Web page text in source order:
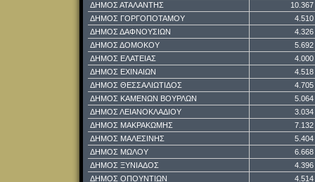
ΔΗΜΟΣ ΑΤΑΛΑΝΤΗΣ
10.367
ΔΗΜΟΣ ΓΟΡΓΟΠΟΤΑΜΟΥ
4.510
ΔΗΜΟΣ ΔΑΦΝΟΥΣΙΩΝ
4.326
ΔΗΜΟΣ ΔΟΜΟΚΟΥ
5.692
ΔΗΜΟΣ ΕΛΑΤΕΙΑΣ
4.000
ΔΗΜΟΣ ΕΧΙΝΑΙΩΝ
4.518
ΔΗΜΟΣ ΘΕΣΣΑΛΙΩΤΙΔΟΣ
4.705
ΔΗΜΟΣ ΚΑΜΕΝΩΝ ΒΟΥΡΛΩΝ
5.064
ΔΗΜΟΣ ΛΕΙΑΝΟΚΛΑΔΙΟΥ
3.034
ΔΗΜΟΣ ΜΑΚΡΑΚΩΜΗΣ
7.132
ΔΗΜΟΣ ΜΑΛΕΣΙΝΗΣ
5.404
ΔΗΜΟΣ ΜΩΛΟΥ
6.668
ΔΗΜΟΣ ΞΥΝΙΑΔΟΣ
4.396
ΔΗΜΟΣ ΟΠΟΥΝΤΙΩΝ
4.514